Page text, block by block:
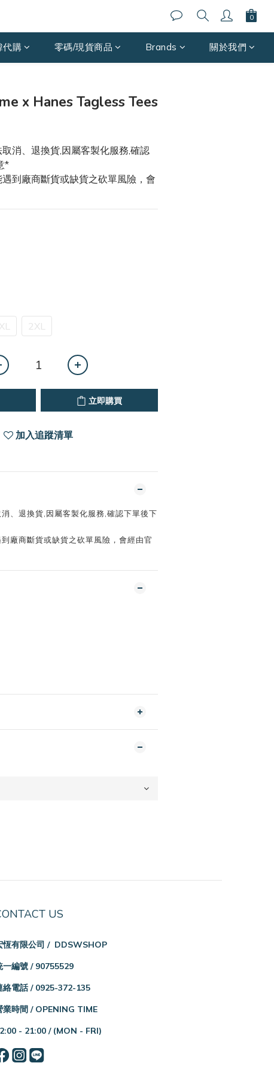
代購 零碼/現貨商品 Brands 關於我們
x Hanes Tagless Tees
消、退換貨,因屬客製化服務,確認
*
到廠商斷貨或缺貨之砍單風險，會
XL 2XL
立即購買
加入追蹤清單
、退換貨,因屬客製化服務,確認下單後下
廠商斷貨或缺貨之砍單風險，會經由官
US
恆有限公司 / DDSWSHOP
一編號 / 90755529
絡電話 / 0925-372-135
業時間 / OPENING TIME
- 21:00 / (MON - FRI)